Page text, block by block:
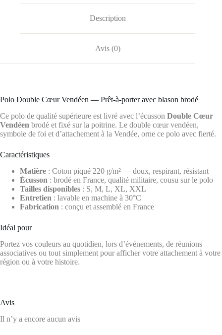
Description
Avis (0)
Polo Double Cœur Vendéen — Prêt-à-porter avec blason brodé
Ce polo de qualité supérieure est livré avec l’écusson Double Cœur
Vendéen brodé et fixé sur la poitrine. Le double cœur vendéen,
symbole de foi et d’attachement à la Vendée, orne ce polo avec fierté.
Caractéristiques
Matière : Coton piqué 220 g/m² — doux, respirant, résistant
Écusson : brodé en France, qualité militaire, cousu sur le polo
Tailles disponibles : S, M, L, XL, XXL
Entretien : lavable en machine à 30°C
Fabrication : conçu et assemblé en France
Idéal pour
Portez vos couleurs au quotidien, lors d’événements, de réunions
associatives ou tout simplement pour afficher votre attachement à votre
région ou à votre histoire.
Avis
Il n’y a encore aucun avis